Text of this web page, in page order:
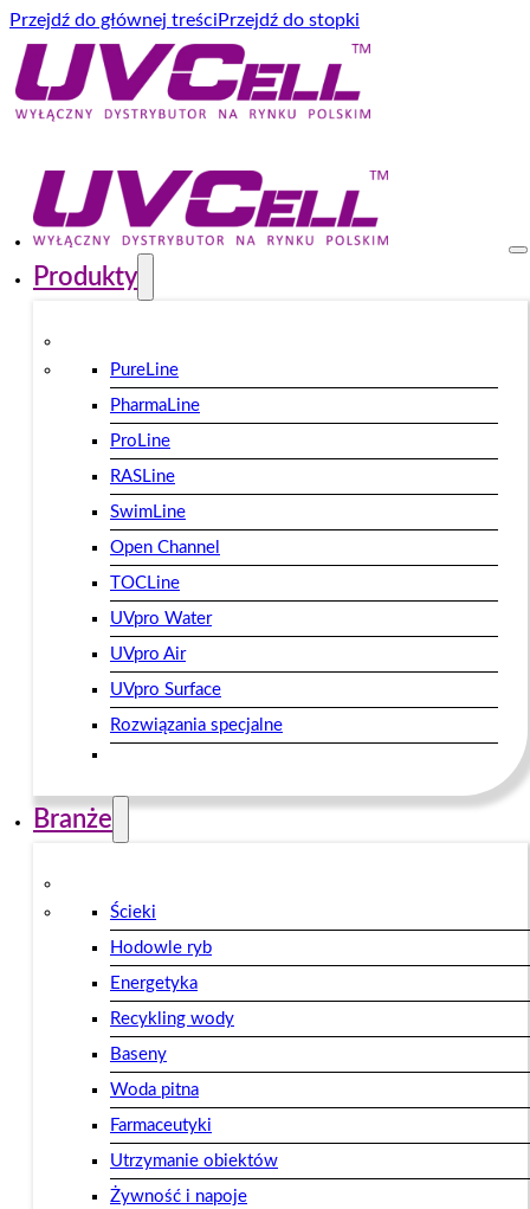
Przejdź do głównej treści Przejdź do stopki
Produkty
PureLine
PharmaLine
ProLine
RASLine
SwimLine
Open Channel
TOCLine
UVpro Water
UVpro Air
UVpro Surface
Rozwiązania specjalne
Branże
Ścieki
Hodowle ryb
Energetyka
Recykling wody
Baseny
Woda pitna
Farmaceutyki
Utrzymanie obiektów
Żywność i napoje